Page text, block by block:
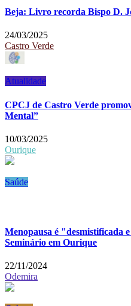
Beja: Livro recorda Bispo D.
24/03/2025
Castro Verde
Atualidade
CPCJ de Castro Verde
Mental”
10/03/2025
Ourique
Saúde
Menopausa é "desmistificada
Seminário em Ourique
22/11/2024
Odemira